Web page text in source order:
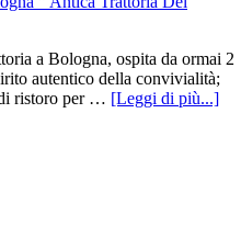
a Bologna, ospita da ormai 2
autentico della convivialità;
ristoro per … [Leggi di più...]